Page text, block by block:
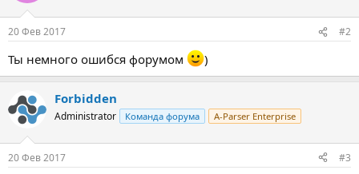
20 Фев 2017 #2
Ты немного ошибся форумом )
Forbidden
Administrator Команда форума A-Parser Enterprise
20 Фев 2017 #3